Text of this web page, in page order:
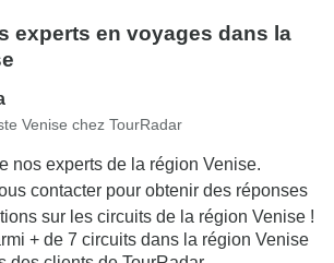
experts en voyages dans la
Venise chez TourRadar
nos experts de la région Venise.
contacter pour obtenir des réponses
sur les circuits de la région Venise !
+ de 7 circuits dans la région Venise